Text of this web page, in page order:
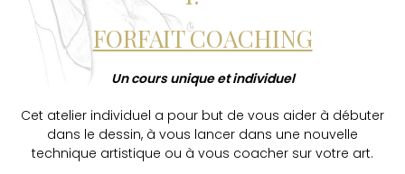
FORFAIT COACHING
Un cours unique et individuel
Cet atelier individuel a pour but de vous aider à débuter
dans le dessin, à vous lancer dans une nouvelle
technique artistique ou à vous coacher sur votre art.